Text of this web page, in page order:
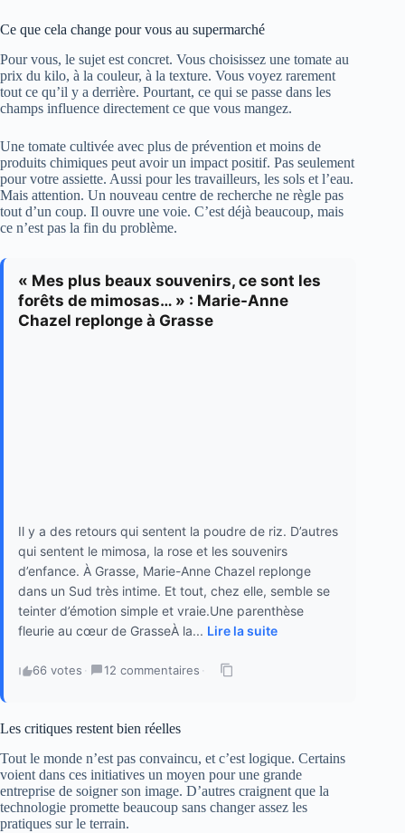
Ce que cela change pour vous au supermarché
Pour vous, le sujet est concret. Vous choisissez une tomate au
prix du kilo, à la couleur, à la texture. Vous voyez rarement
tout ce qu’il y a derrière. Pourtant, ce qui se passe dans les
champs influence directement ce que vous mangez.
Une tomate cultivée avec plus de prévention et moins de
produits chimiques peut avoir un impact positif. Pas seulement
pour votre assiette. Aussi pour les travailleurs, les sols et l’eau.
Mais attention. Un nouveau centre de recherche ne règle pas
tout d’un coup. Il ouvre une voie. C’est déjà beaucoup, mais
ce n’est pas la fin du problème.
« Mes plus beaux souvenirs, ce sont les
forêts de mimosas… » : Marie-Anne
Chazel replonge à Grasse
Il y a des retours qui sentent la poudre de riz. D’autres
qui sentent le mimosa, la rose et les souvenirs
d’enfance. À Grasse, Marie-Anne Chazel replonge
dans un Sud très intime. Et tout, chez elle, semble se
teinter d’émotion simple et vraie.Une parenthèse
fleurie au cœur de GrasseÀ la... Lire la suite
66 votes · 12 commentaires ·
Les critiques restent bien réelles
Tout le monde n’est pas convaincu, et c’est logique. Certains
voient dans ces initiatives un moyen pour une grande
entreprise de soigner son image. D’autres craignent que la
technologie promette beaucoup sans changer assez les
pratiques sur le terrain.